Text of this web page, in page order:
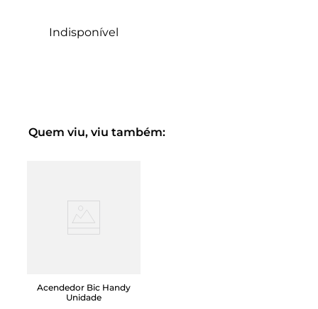
Indisponível
Quem viu, viu também:
Acendedor Bic Handy
Unidade